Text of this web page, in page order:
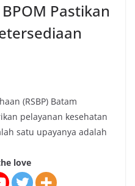
Pastikan
(RSBP) Batam
pelayanan kesehatan
satu upayanya adalah
love